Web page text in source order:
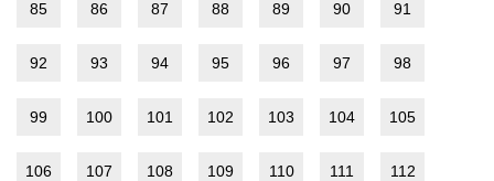
85 86 87 88 89 90 91
92 93 94 95 96 97 98
99 100 101 102 103 104 105
106 107 108 109 110 111 112